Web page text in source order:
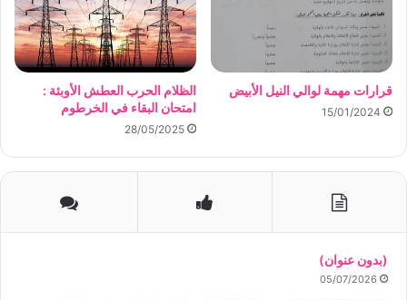
قرارات مهمة لوالي النيل الأبيض
15/01/2024
الظلام الحرب العطش الأوبئة :
امتحان البقاء في الخرطوم
28/05/2025
(بدون عنوان)
05/07/2026